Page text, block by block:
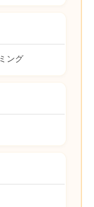
ング